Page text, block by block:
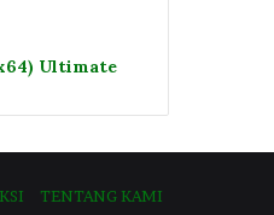
Ultimate
TENTANG KAMI